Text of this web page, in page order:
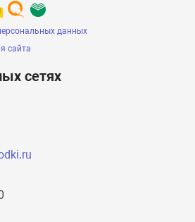
данных
сайта
сетях